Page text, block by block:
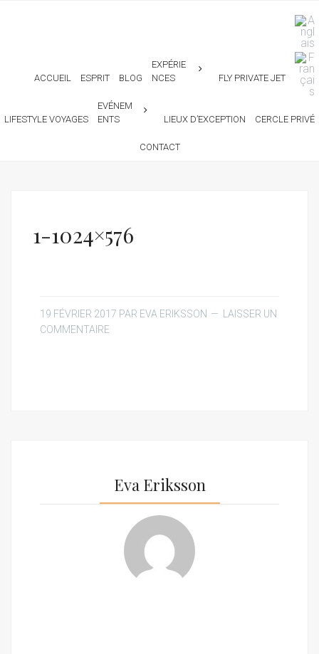
ACCUEIL ESPRIT BLOG
EXPÉRIE
NCES
FLY PRIVATE JET
LIFESTYLE VOYAGES
EVÉNEM
ENTS
LIEUX D’EXCEPTION CERCLE PRIVÉ
CONTACT
1-1024×576
19 FÉVRIER 2017 PAR EVA ERIKSSON
LAISSER UN
COMMENTAIRE
Eva Eriksson